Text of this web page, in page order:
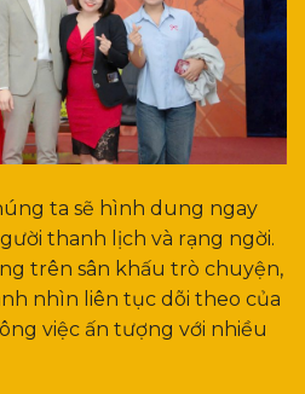
ta sẽ hình dung ngay
thanh lịch và rạng ngời.
trên sân khấu trò chuyện,
nhìn liên tục dõi theo của
việc ấn tượng với nhiều